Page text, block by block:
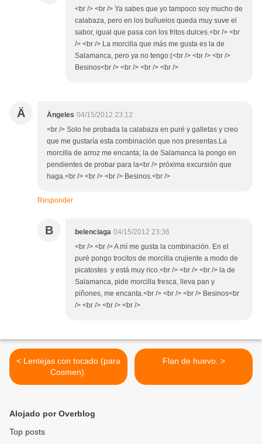
<br /> <br /> Ya sabes que yo tampoco soy mucho de
calabaza, pero en los buñuelos queda muy suve el
sabor, igual que pasa con los fritos dulces.<br /> <br
/> <br /> La morcilla que más me gusta es la de
Salamanca, pero ya no tengo:(<br /> <br /> <br />
Besinos<br /> <br /> <br /> <br />
Ä Ängeles 04/15/2012 23:12
<br /> Solo he probada la calabaza en puré y galletas y creo
que me gustaría esta combinación que nos presentas.La
morcilla de arroz me encanta; la de Salamanca la pongo en
pendientes de probar para la<br /> próxima excursión que
haga.<br /> <br /> <br /> Besinos.<br />
Responder
B belenciaga 04/15/2012 23:36
<br /> <br /> A mí me gusta la combinación. En el
puré pongo trocitos de morcilla crujiente a modo de
picatostes y está muy rico.<br /> <br /> <br /> la de
Salamanca, pide morcilla fresca, lleva pan y
piñones, me encanta.<br /> <br /> <br /> Besinos<br
/> <br /> <br /> <br />
< Lentejas con tocado (para
Cosmen).
Flan de huevo. >
Alojado por Overblog
Top posts